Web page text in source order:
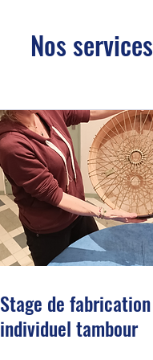
Nos services
Stage de fabrication
individuel tambour